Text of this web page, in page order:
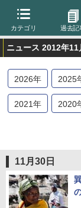
カテゴリ 過去記
ニュース 2012年11
2026年 2025
2021年 2020
2006年 2005
11月30日